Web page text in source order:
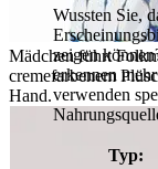
Mädchen führt
cremefarbenem
Hand.
Wussten Sie,
zeigen
erkennen
verwenden
Typ: